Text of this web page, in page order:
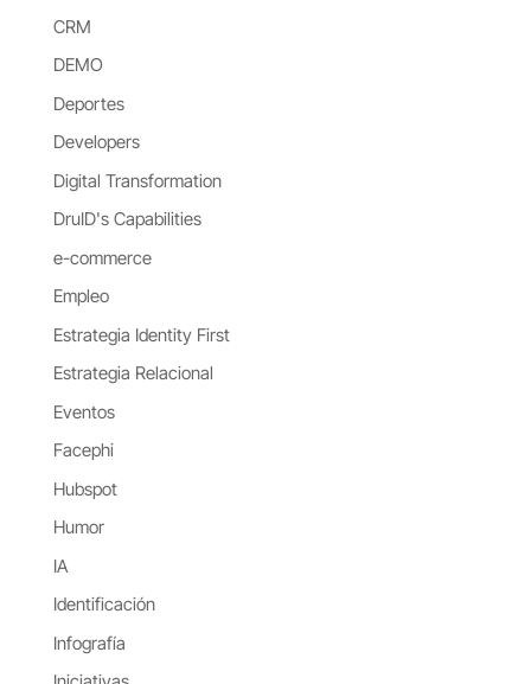
CRM
DEMO
Deportes
Developers
Digital Transformation
DruID's Capabilities
e-commerce
Empleo
Estrategia Identity First
Estrategia Relacional
Eventos
Facephi
Hubspot
Humor
IA
Identificación
Infografía